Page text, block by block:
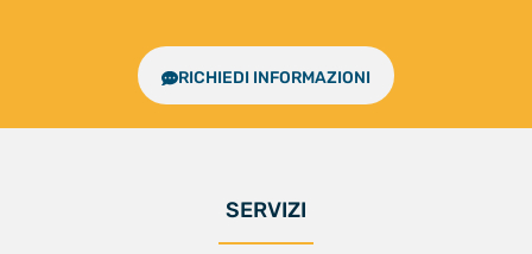
RICHIEDI INFORMAZIONI
SERVIZI